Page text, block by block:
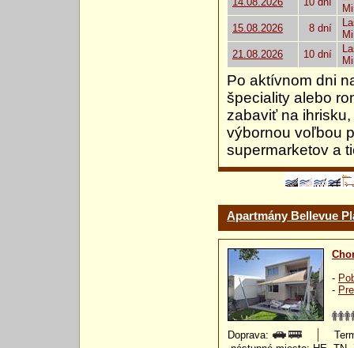
15.08.2026
8 dní
21.08.2026
10 dní
Po aktívnom dni
špeciality alebo
zabaviť na
výbornou voľbou
supermarketov a
Apartmány Bellevue
-
-
Doprava: